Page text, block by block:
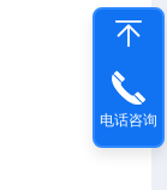
电话咨询